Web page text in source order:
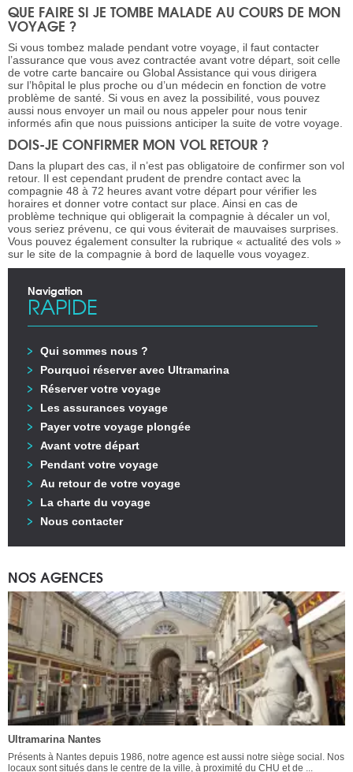
QUE FAIRE SI JE TOMBE MALADE AU COURS DE MON
VOYAGE ?
Si vous tombez malade pendant votre voyage, il faut contacter
l’assurance que vous avez contractée avant votre départ, soit celle
de votre carte bancaire ou Global Assistance qui vous dirigera
sur l’hôpital le plus proche ou d’un médecin en fonction de votre
problème de santé. Si vous en avez la possibilité, vous pouvez
aussi nous envoyer un mail ou nous appeler pour nous tenir
informés afin que nous puissions anticiper la suite de votre voyage.
DOIS-JE CONFIRMER MON VOL RETOUR ?
Dans la plupart des cas, il n’est pas obligatoire de confirmer son vol
retour. Il est cependant prudent de prendre contact avec la
compagnie 48 à 72 heures avant votre départ pour vérifier les
horaires et donner votre contact sur place. Ainsi en cas de
problème technique qui obligerait la compagnie à décaler un vol,
vous seriez prévenu, ce qui vous éviterait de mauvaises surprises.
Vous pouvez également consulter la rubrique « actualité des vols »
sur le site de la compagnie à bord de laquelle vous voyagez.
Navigation
RAPIDE
Qui sommes nous ?
Pourquoi réserver avec Ultramarina
Réserver votre voyage
Les assurances voyage
Payer votre voyage plongée
Avant votre départ
Pendant votre voyage
Au retour de votre voyage
La charte du voyage
Nous contacter
NOS AGENCES
Ultramarina Nantes
Présents à Nantes depuis 1986, notre agence est aussi notre siège social. Nos
locaux sont situés dans le centre de la ville, à proximité du CHU et de ...